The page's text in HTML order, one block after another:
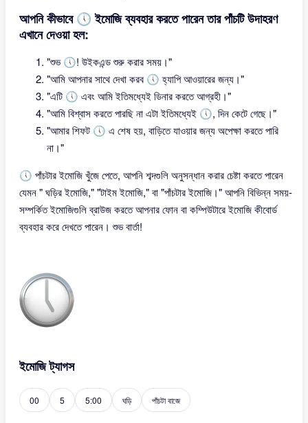
আপনি কীভাবে 🕔 ইমোজি ব্যবহার করতে পারেন তার পাঁচটি উদাহরণ
এখানে দেওয়া হল:
"শুভ 🕔! উইকএন্ড শুরু করার সময়।"
"আমি আপনার সাথে দেখা করব 🕔 হ্যাপি আওয়ারের জন্য।"
"এটি 🕔 এবং আমি ইতিমধ্যেই ডিনার করতে আগ্রহী।"
"আমি বিশ্বাস করতে পারছি না এটা ইতিমধ্যেই 🕔, দিন কেটে গেছে।"
"আমার শিফট 🕔 এ শেষ হয়, বাড়িতে যাওয়ার জন্য অপেক্ষা করতে পারি
না।"
🕔 পাঁচটার ইমোজি খুঁজে পেতে, আপনি শব্দগুলি অনুসন্ধান করার চেষ্টা করতে পারেন
যেমন " ঘড়ির ইমোজি," "টাইম ইমোজি," বা "পাঁচটার ইমোজি।" আপনি বিভিন্ন সময়-
সম্পর্কিত ইমোজিগুলি ব্রাউজ করতে আপনার ফোন বা কম্পিউটারে ইমোজি কীবোর্ড
ব্যবহার করে দেখতে পারেন। শুভ বার্তা!
ইমোজি ট্যাগস
00 5 5:00 ঘড়ি পাঁচটা বাজে